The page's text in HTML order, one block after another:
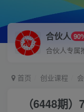
合伙人
合伙人专属
首页 创业课程
（6448期